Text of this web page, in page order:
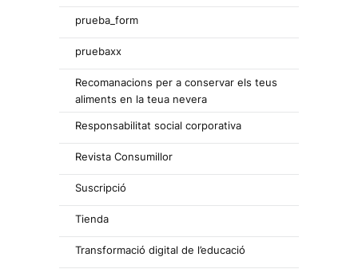
prueba_form
pruebaxx
Recomanacions per a conservar els teus
aliments en la teua nevera
Responsabilitat social corporativa
Revista Consumillor
Suscripció
Tienda
Transformació digital de l’educació